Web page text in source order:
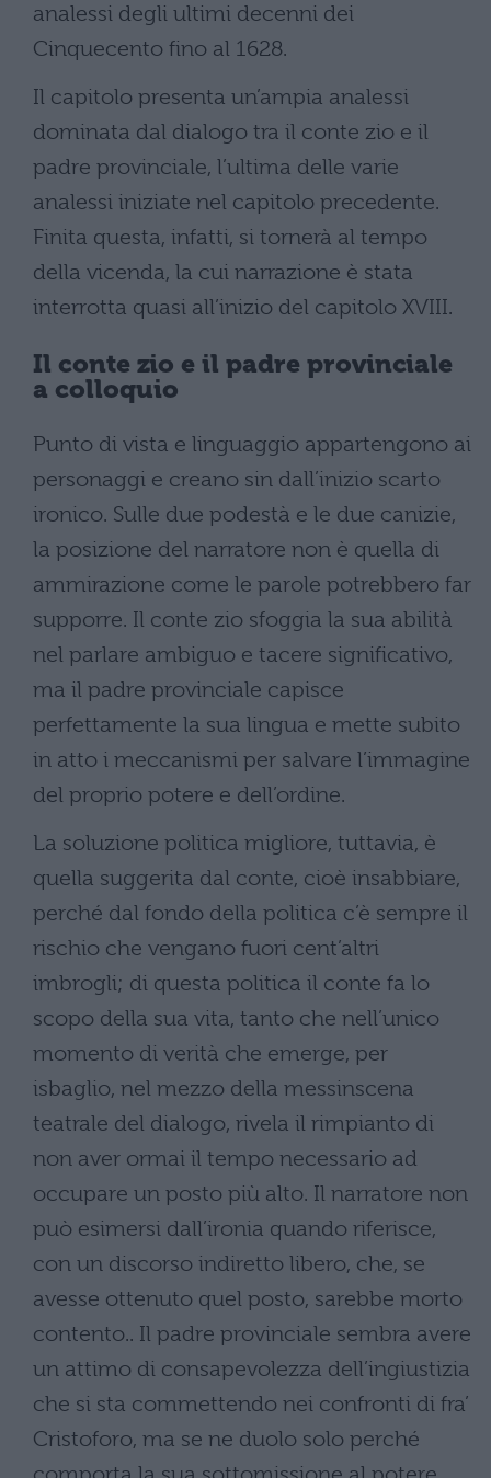
analessi degli ultimi decenni dei
Cinquecento fino al 1628.
Il capitolo presenta un’ampia analessi
dominata dal dialogo tra il conte zio e il
padre provinciale, l’ultima delle varie
analessi iniziate nel capitolo precedente.
Finita questa, infatti, si tornerà al tempo
della vicenda, la cui narrazione è stata
interrotta quasi all’inizio del capitolo XVIII.
Il conte zio e il padre provinciale
a colloquio
Punto di vista e linguaggio appartengono ai
personaggi e creano sin dall’inizio scarto
ironico. Sulle due podestà e le due canizie,
la posizione del narratore non è quella di
ammirazione come le parole potrebbero far
supporre. Il conte zio sfoggia la sua abilità
nel parlare ambiguo e tacere significativo,
ma il padre provinciale capisce
perfettamente la sua lingua e mette subito
in atto i meccanismi per salvare l’immagine
del proprio potere e dell’ordine.
La soluzione politica migliore, tuttavia, è
quella suggerita dal conte, cioè insabbiare,
perché dal fondo della politica c’è sempre il
rischio che vengano fuori cent’altri
imbrogli; di questa politica il conte fa lo
scopo della sua vita, tanto che nell’unico
momento di verità che emerge, per
isbaglio, nel mezzo della messinscena
teatrale del dialogo, rivela il rimpianto di
non aver ormai il tempo necessario ad
occupare un posto più alto. Il narratore non
può esimersi dall’ironia quando riferisce,
con un discorso indiretto libero, che, se
avesse ottenuto quel posto, sarebbe morto
contento.. Il padre provinciale sembra avere
un attimo di consapevolezza dell’ingiustizia
che si sta commettendo nei confronti di fra’
Cristoforo, ma se ne duolo solo perché